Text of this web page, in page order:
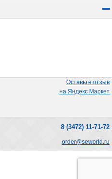
Оставьте отзыв
на Яндекс Маркет
8 (3472) 11-71-72
order@seworld.ru